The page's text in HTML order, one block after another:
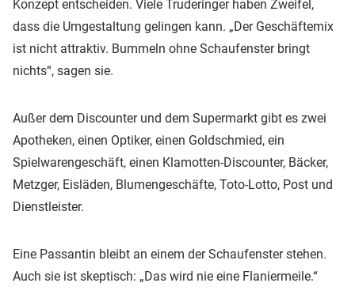
Konzept entscheiden. Viele Truderinger haben Zweifel,
dass die Umgestaltung gelingen kann. „Der Geschäftemix
ist nicht attraktiv. Bummeln ohne Schaufenster bringt
nichts“, sagen sie.
Außer dem Discounter und dem Supermarkt gibt es zwei
Apotheken, einen Optiker, einen Goldschmied, ein
Spielwarengeschäft, einen Klamotten-Discounter, Bäcker,
Metzger, Eisläden, Blumengeschäfte, Toto-Lotto, Post und
Dienstleister.
Eine Passantin bleibt an einem der Schaufenster stehen.
Auch sie ist skeptisch: „Das wird nie eine Flaniermeile.“